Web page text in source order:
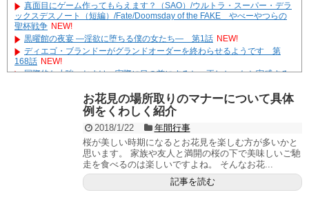
真面目にゲーム作ってもらえます？（SAO）/ウルトラ・スーパー・デラ
ックスデスノート（短編）/Fate/Doomsday of the FAKE やべーやつらの
聖杯戦争 NEW!
黒曜館の夜宴 ―淫欲に堕ちる僕の女たち― 第1話 NEW!
ディエゴ・ブランドーがグランドオーダーを終わらせるようです 第
168話 NEW!
国際的な小咄 おまけ 実際に目の前にすると、正しかったと実感する
やる夫達は安価で作られた世界で生きているようです ２９６３ -33
遊☆戯☆王G-WITCH！～水星のクソたぬき～ あとがき
Powered by livedoor 相互RSS
お花見の場所取りのマナーについて具体
例をくわしく紹介
2018/1/22
年間行事
桜が美しい時期になるとお花見を楽しむ方が多いかと
思います。 家族や友人と満開の桜の下で美味しいご馳
走を食べるのは楽しいですよね。 そんなお花...
記事を読む